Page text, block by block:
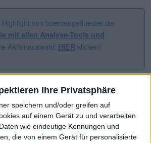
Ihre Privatsphäre
speichern und/oder greifen auf
auf einem Gerät zu und verarbeiten
wie eindeutige Kennungen und
die von einem Gerät für personalisierte
von boersengefluester.de:
mit allen Analyse-Tools und
Aktienauswahl: HIER klicken!